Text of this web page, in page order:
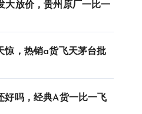
大放价，贵州原厂一比一
惊，热销a货飞天茅台批
好吗，经典A货一比一飞